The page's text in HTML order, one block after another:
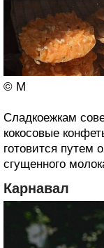
© M
Сладкоежкам
кокосовые
готовится путем
сгущенного
Карнавал